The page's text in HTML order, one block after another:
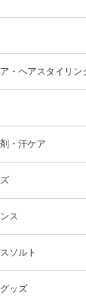
フ
ケア
フ
つけ
ング
ボ
けん
・ヘアスタイリン
ヘアスタ
メント
ケア・ヘ
ア
・汗ケア
汗ケア全
制汗剤・
て
ス
ス全て
ソルト
ルト全て
ッズ